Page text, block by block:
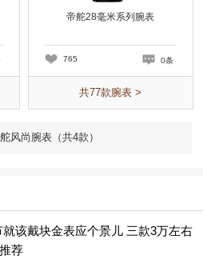
帝舵28毫米系列腕表
765 0条
共77款腕表 >
风尚腕表（共4款）
该戴块金表应个景儿 三款3万左右
荐